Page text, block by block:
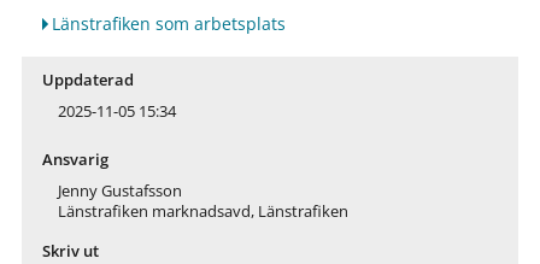
Länstrafiken som arbetsplats
Uppdaterad
2025-11-05 15:34
Ansvarig
Jenny Gustafsson
Länstrafiken marknadsavd, Länstrafiken
Skriv ut